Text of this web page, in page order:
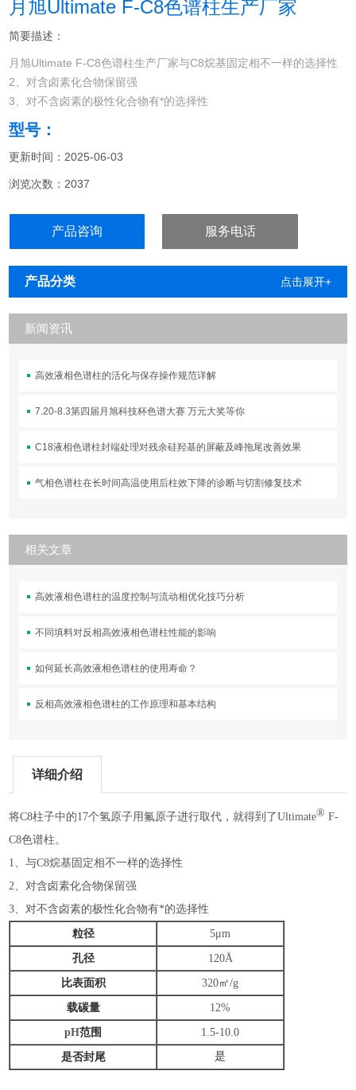
月旭Ultimate F-C8色谱柱生产厂家
简要描述：
月旭Ultimate F-C8色谱柱生产厂家与C8烷基固定相不一样的选择性
2、对含卤素化合物保留强
3、对不含卤素的极性化合物有*的选择性
型号：
更新时间：2025-06-03
浏览次数：2037
产品咨询 服务电话
产品分类 点击展开+
新闻资讯
高效液相色谱柱的活化与保存操作规范详解
7.20-8.3第四届月旭科技杯色谱大赛 万元大奖等你
C18液相色谱柱封端处理对残余硅羟基的屏蔽及峰拖尾改善效果
气相色谱柱在长时间高温使用后柱效下降的诊断与切割修复技术
相关文章
高效液相色谱柱的温度控制与流动相优化技巧分析
不同填料对反相高效液相色谱柱性能的影响
如何延长高效液相色谱柱的使用寿命？
反相高效液相色谱柱的工作原理和基本结构
详细介绍
将C8柱子中的17个氢原子用氟原子进行取代，就得到了Ultimate®F-
C8色谱柱。
1、与C8烷基固定相不一样的选择性
2、对含卤素化合物保留强
3、对不含卤素的极性化合物有*的选择性
粒径 5μm
孔径 120Å
比表面积 320㎡/g
载碳量 12%
pH范围 1.5-10.0
是否封尾 是